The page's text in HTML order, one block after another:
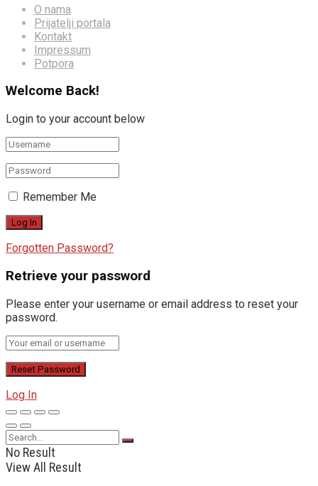
O nama
Prijatelji portala
Kontakt
Impressum
Potpora
Welcome Back!
Login to your account below
Remember Me
Forgotten Password?
Retrieve your password
Please enter your username or email address to reset your
password.
Log In
No Result
View All Result